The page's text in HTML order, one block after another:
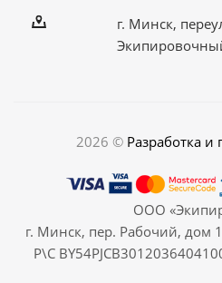
г. Минск,
2026 © Разработка и
ООО
г. Минск, пер. Рабочий, дом
Р\С